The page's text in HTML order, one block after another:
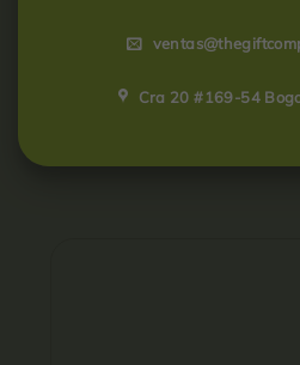
Cra 20 #169-54